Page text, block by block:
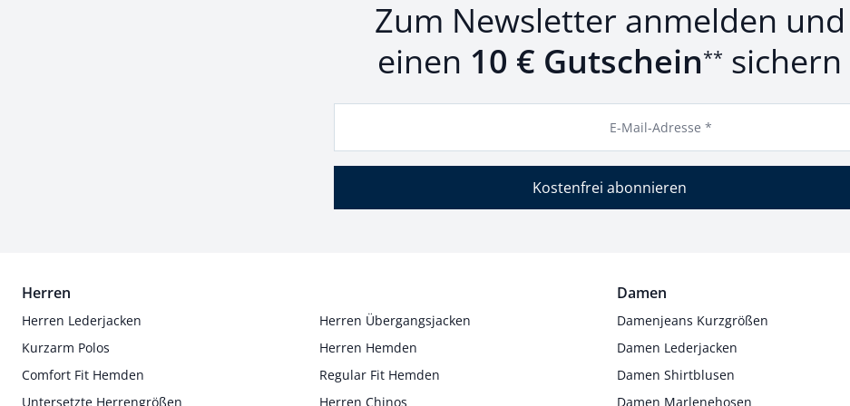
Zum Newsletter anmelden und
einen 10 € Gutschein** sichern
E-Mail-Adresse *
Kostenfrei abonnieren
Herren
Herren Lederjacken
Herren Übergangsjacken
Kurzarm Polos
Herren Hemden
Comfort Fit Hemden
Regular Fit Hemden
Untersetzte Herrengrößen
Herren Chinos
Damen
Damenjeans Kurzgrößen
Damen Lederjacken
Damen Shirtblusen
Damen Marlenehosen